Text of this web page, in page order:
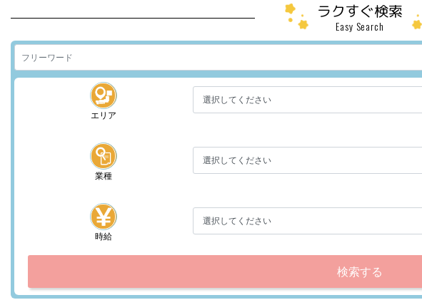
ラクすぐ検索
Easy Search
エリア
業種
時給
検索する